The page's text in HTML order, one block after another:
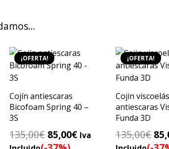
¡OFERTA!
Cojín antiescaras
Bicofoam Spring 40 –
3S
135,00€ El
85,00€ElIva
¡OFERTA!
Cojin
antiescaras
Funda 3D
135,00€ El